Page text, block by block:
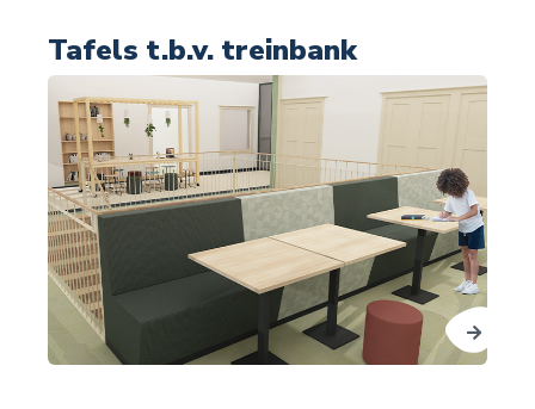
Tafels t.b.v. treinbank